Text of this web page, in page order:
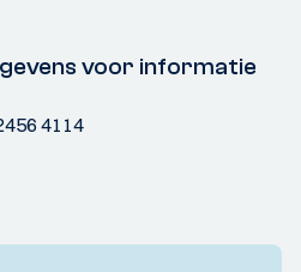
voor informatie
4114